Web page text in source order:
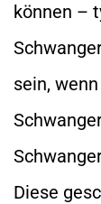
können –
sein,
Diese